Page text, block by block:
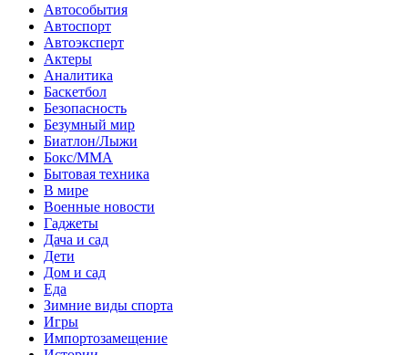
Автособытия
Автоспорт
Автоэксперт
Актеры
Аналитика
Баскетбол
Безопасность
Безумный мир
Биатлон/Лыжи
Бокс/MMA
Бытовая техника
В мире
Военные новости
Гаджеты
Дача и сад
Дети
Дом и сад
Еда
Зимние виды спорта
Игры
Импортозамещение